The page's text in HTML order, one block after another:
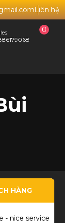
Liên hệ
0
HÀNG
- nice service